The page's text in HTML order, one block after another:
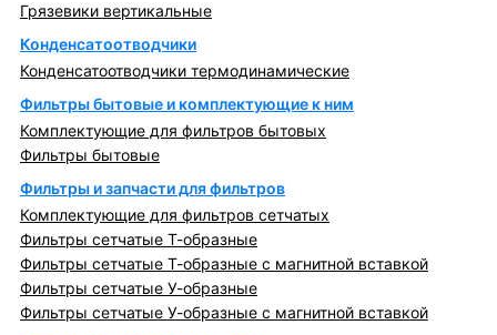
Грязевики вертикальные
Конденсатоотводчики
Конденсатоотводчики термодинамические
Фильтры бытовые и комплектующие к ним
Комплектующие для фильтров бытовых
Фильтры бытовые
Фильтры и запчасти для фильтров
Комплектующие для фильтров сетчатых
Фильтры сетчатые Т-образные
Фильтры сетчатые Т-образные с магнитной вставкой
Фильтры сетчатые У-образные
Фильтры сетчатые У-образные с магнитной вставкой